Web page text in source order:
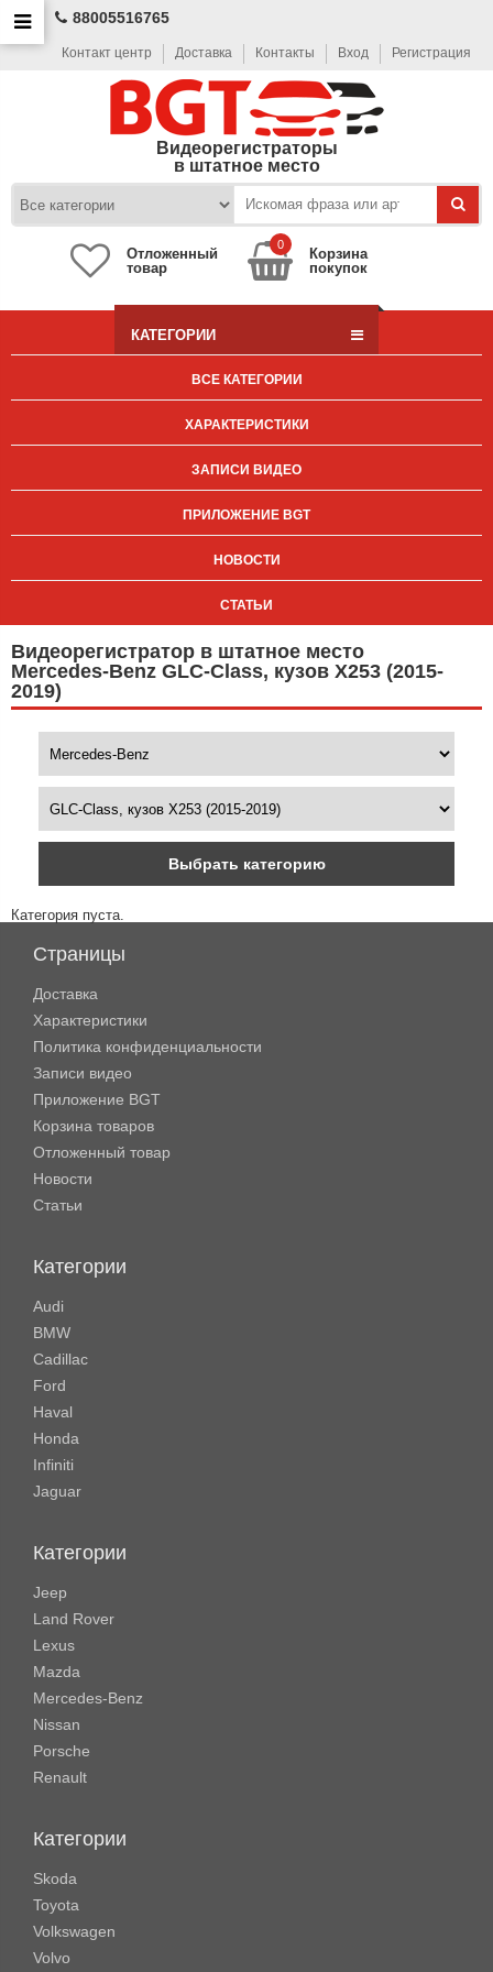
88005516765
Контакт центр Доставка Контакты Вход Регистрация
Видеорегистраторы
в штатное место
Отложенный
товар
0
Корзина
покупок
КАТЕГОРИИ
ВСЕ КАТЕГОРИИ
ХАРАКТЕРИСТИКИ
ЗАПИСИ ВИДЕО
ПРИЛОЖЕНИЕ BGT
НОВОСТИ
СТАТЬИ
Видеорегистратор в штатное место
Mercedes-Benz GLC-Class, кузов X253 (2015-
2019)
Выбрать категорию
Категория пуста.
Страницы
Доставка
Характеристики
Политика конфиденциальности
Записи видео
Приложение BGT
Корзина товаров
Отложенный товар
Новости
Статьи
Категории
Audi
BMW
Cadillac
Ford
Haval
Honda
Infiniti
Jaguar
Категории
Jeep
Land Rover
Lexus
Mazda
Mercedes-Benz
Nissan
Porsche
Renault
Категории
Skoda
Toyota
Volkswagen
Volvo